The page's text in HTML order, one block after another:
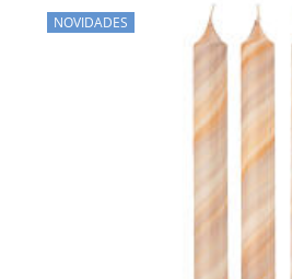
NOVIDADES